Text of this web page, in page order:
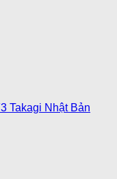
Takagi Nhật Bản